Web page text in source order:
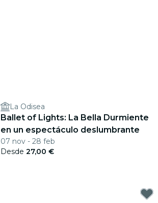
La Odisea
Ballet of Lights: La Bella Durmiente
en un espectáculo deslumbrante
07 nov - 28 feb
Desde 27,00 €